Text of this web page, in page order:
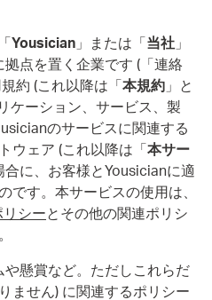
Yousician 」または「 当社 」
点を置く企業です (「連絡
約 (これ以降は「 本規約 」と
ケーション、サービス、製
のサービスに関連する
ウェア (これ以降は「 本サー
合に、お客様とYousicianに適
です。本サービスの使用は、
リシーとその他の関連ポリシ
懸賞など。ただしこれらだ
ません) に関連するポリシー